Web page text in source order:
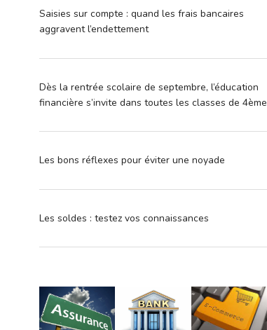
Saisies sur compte : quand les frais bancaires
aggravent l’endettement
Dès la rentrée scolaire de septembre, l’éducation
financière s’invite dans toutes les classes de 4ème
Les bons réflexes pour éviter une noyade
Les soldes : testez vos connaissances